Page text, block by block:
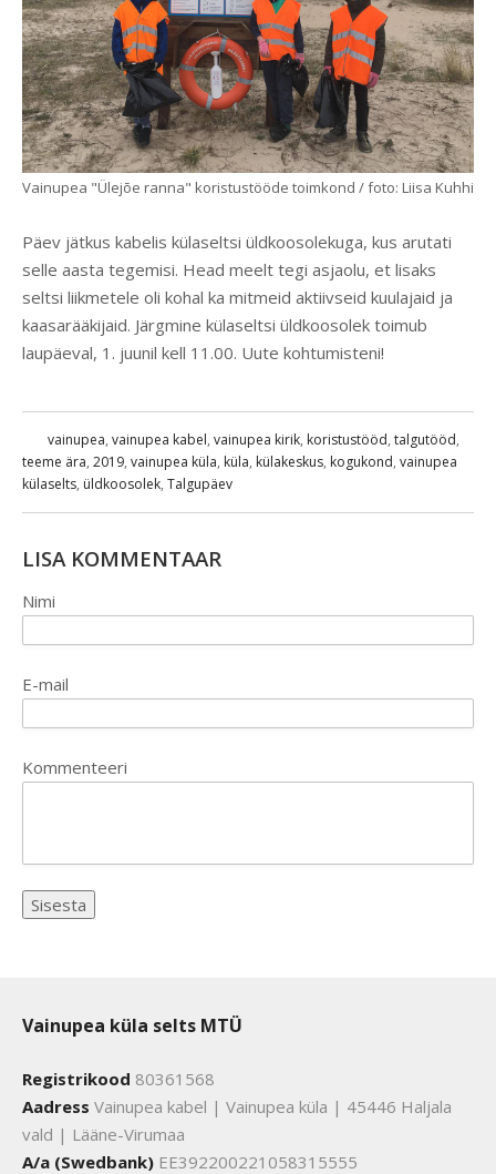
Vainupea "Ülejõe ranna" koristustööde toimkond / foto: Liisa Kuhhi
Päev jätkus kabelis külaseltsi üldkoosolekuga, kus arutati
selle aasta tegemisi. Head meelt tegi asjaolu, et lisaks
seltsi liikmetele oli kohal ka mitmeid aktiivseid kuulajaid ja
kaasarääkijaid. Järgmine külaseltsi üldkoosolek toimub
laupäeval, 1. juunil kell 11.00. Uute kohtumisteni!
vainupea, vainupea kabel, vainupea kirik, koristustööd, talgutööd,
teeme ära, 2019, vainupea küla, küla, külakeskus, kogukond, vainupea
külaselts, üldkoosolek, Talgupäev
LISA KOMMENTAAR
Nimi
E-mail
Kommenteeri
Vainupea küla selts MTÜ
Registrikood 80361568
Aadress Vainupea kabel | Vainupea küla | 45446 Haljala
vald | Lääne-Virumaa
A/a (Swedbank) EE392200221058315555